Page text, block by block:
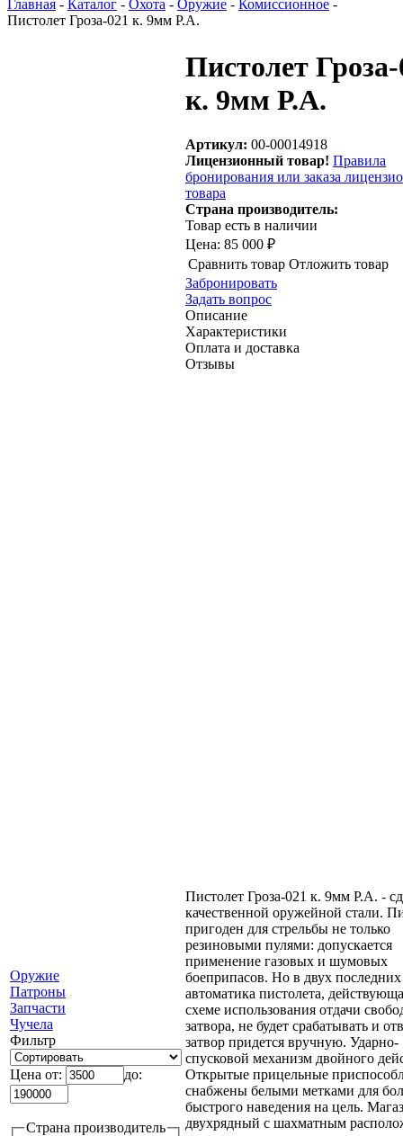
Главная - Каталог - Охота - Оружие - Комиссионное -
Пистолет Гроза-021 к. 9мм Р.А.
Оружие
Патроны
Запчасти
Чучела
Фильтр
Цена от: до:
Страна производитель
Пистолет
к. 9мм Р.А.
Артикул: 00-00014918
Лицензионный товар! Правила
бронирования или заказа
товара
Страна производитель:
Товар есть в наличии
Цена: 85 000 ₽
Сравнить товар Отложить товар
Забронировать
Задать вопрос
Описание
Характеристики
Оплата и доставка
Отзывы
Пистолет Гроза-021 к. 9мм Р.А. -
качественной оружейной стали.
пригоден для стрельбы не только
резиновыми пулями: допускается
применение газовых и шумовых
боеприпасов. Но в двух последних
автоматика пистолета,
схеме использования отдачи
затвора, не будет срабатывать и
затвор придется вручную. Ударно-
спусковой механизм двойного
Открытые прицельные
снабжены белыми метками для
быстрого наведения на цель.
двухрядный с шахматным